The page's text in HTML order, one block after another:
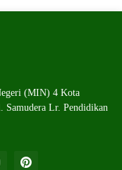
(MIN) 4 Kota
Samudera Lr. Pendidikan